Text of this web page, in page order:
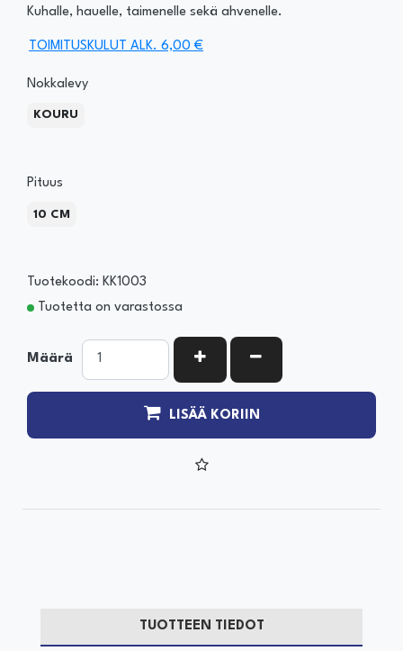
Kuhalle, hauelle, taimenelle sekä ahvenelle.
TOIMITUSKULUT ALK. 6,00 €
Nokkalevy
KOURU
Pituus
10 CM
Tuotekoodi: KK1003
Tuotetta on varastossa
Määrä KASVATA MÄÄRÄÄ
VÄHENNÄ MÄÄRÄÄ
LISÄÄ KORIIN
TUOTTEEN TIEDOT